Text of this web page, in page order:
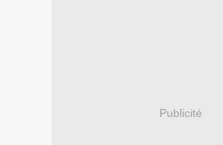
Publicité